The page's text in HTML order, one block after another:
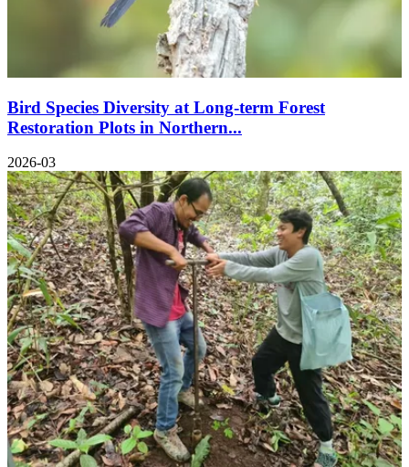
Bird Species Diversity at Long-term Forest
Restoration Plots in Northern...
2026-03